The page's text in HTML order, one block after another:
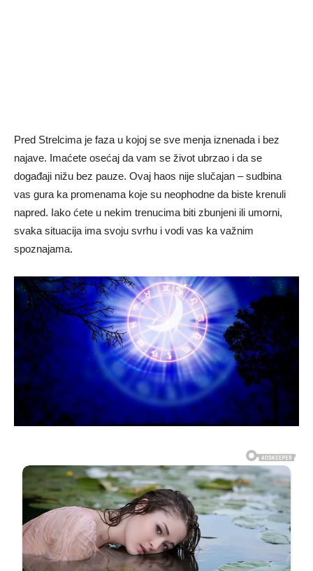
Pred Strelcima je faza u kojoj se sve menja iznenada i bez
najave. Imaćete osećaj da vam se život ubrzao i da se
događaji nižu bez pauze. Ovaj haos nije slučajan – sudbina
vas gura ka promenama koje su neophodne da biste krenuli
napred. Iako ćete u nekim trenucima biti zbunjeni ili umorni,
svaka situacija ima svoju svrhu i vodi vas ka važnim
spoznajama.